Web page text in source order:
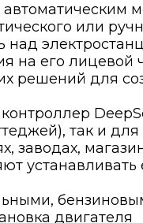
или
над
на его лицевой
решений для
так и
заводах,
двигателя